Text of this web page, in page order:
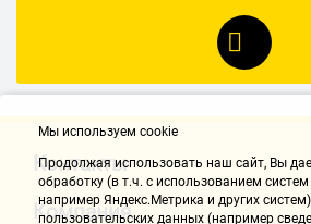
Контакты
Компания
Мы используем cookie
Продолжая использовать наш cайт, Вы
обработку (в т.ч. с использованием систем
например Яндекс.Метрика и других
пользовательских данных (например